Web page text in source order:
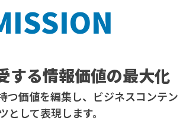
する情報価値の最大化
つ価値を編集し、ビジネスコンテン
として表現します。